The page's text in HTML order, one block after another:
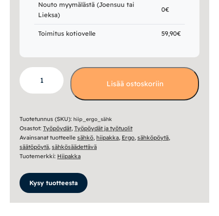
Nouto myymälästä (Joensuu tai
Lieksa)
0€
Toimitus kotiovelle 59,90€
Ergo
sähkösäätöpöytä
määrä
Lisää ostoskoriin
Tuotetunnus (SKU): hiip_ergo_sähk
Osastot: Työpöydät, Työpöydät ja työtuolit
Avainsanat tuotteelle sähkö, hiipakka, Ergo, sähköpöytä,
säätöpöytä, sähkösäädettävä
Tuotemerkki: Hiipakka
Kysy tuotteesta